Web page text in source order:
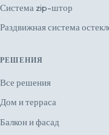
Система zip-штор
Раздвижная система
РЕШЕНИЯ
Все решения
Дом и терраса
Балкон и фасад